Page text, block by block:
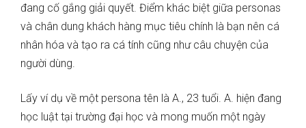
đang cố gắng giải quyết. Điểm khác biệt giữa personas
và chân dung khách hàng mục tiêu chính là bạn nên cá
nhân hóa và tạo ra cá tính cũng như câu chuyện của
người dùng.
Lấy ví dụ về một persona tên là A., 23 tuổi. A. hiện đang
học luật tại trường đại học và mong muốn một ngày